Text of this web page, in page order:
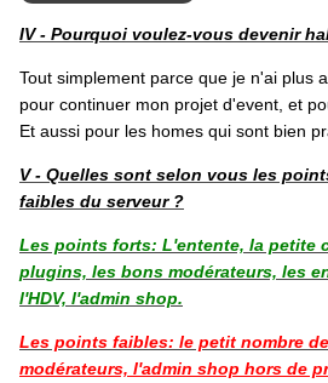
IV - Pourquoi voulez-vous devenir
Tout simplement parce que je n'ai plus
pour continuer mon projet d'event, et
Et aussi pour les homes qui sont bien
V - Quelles sont selon vous les
faibles du serveur ?
Les points forts: L'entente, la petite
plugins, les bons modérateurs, les
l'HDV, l'admin shop.
Les points faibles: le petit nombre de
modérateurs, l'admin shop hors de